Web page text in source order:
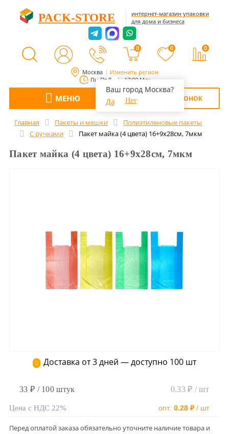
Москва Изменить регион
Ваш город Москва?
Да
Нет
Пн-Пт 8:00 - 17:00 Мск
PACK-STORE
интернет-магазин упаковки
для дома и бизнеса
0 0 0
МЕНЮ ОБРАТНЫЙ ЗВОНОК
Главная Пакеты и мешки
Полиэтиленовые пакеты
С ручками
Пакет майка (4 цвета) 16+9x28см, 7мкм
Пакет майка (4 цвета) 16+9x28см, 7мкм
Доставка от 3 дней — доступно 100 шт
33 ₽ / 100 штук 0.33 ₽ / шт
Цена с НДС 22% опт: 0.28 ₽/ шт
Перед оплатой заказа обязательно уточните наличие товара и